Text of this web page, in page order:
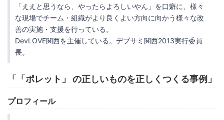
「ええと思うなら、やったらよろしいやん」を口癖に、様々
な現場でチーム・組織がより良くよい方向に向かう様々な改
善の実施・支援を行っている。
DevLOVE関西を主催している。デブサミ関西2013実行委員
長。
「 「ポレット」 の正しいものを正しくつくる事例」
プロフィール